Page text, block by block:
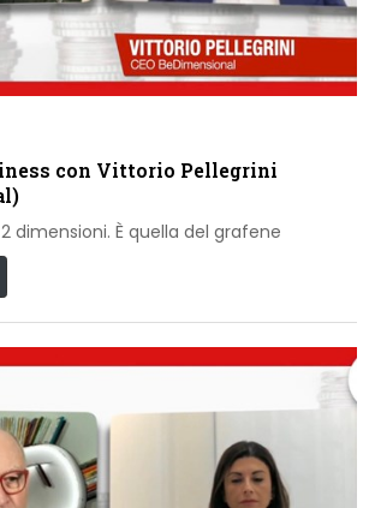
con Vittorio Pellegrini
dimensioni. È quella del grafene